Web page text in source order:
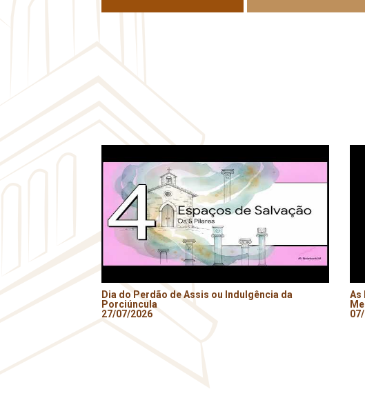
Dia do Perdão de Assis ou Indulgência da
Porciúncula
27/07/2026
As